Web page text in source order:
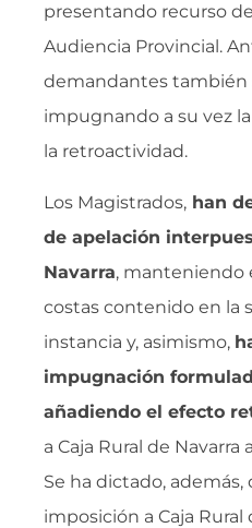
presentando recurso
Audiencia Provincial.
demandantes también
impugnando a su vez
la retroactividad.
Los Magistrados, han
de apelación
Navarra, manteniendo
costas contenido en la
instancia y, asimismo,
impugnación
añadiendo el efecto
a Caja Rural de Navarra
Se ha dictado, además,
imposición a Caja Rural